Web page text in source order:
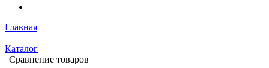
Главная
Каталог
Сравнение товаров